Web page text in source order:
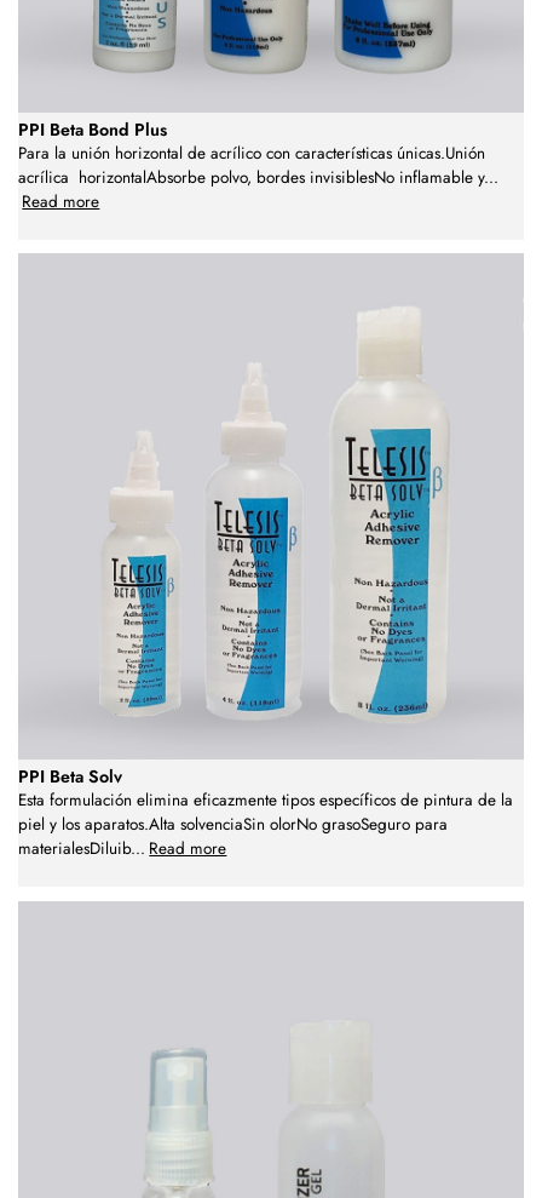
PPI Beta Bond Plus
Para la unión horizontal de acrílico con características únicas.Unión
acrílica horizontalAbsorbe polvo, bordes invisiblesNo inflamable y...
Read more
PPI Beta Solv
Esta formulación elimina eficazmente tipos específicos de pintura de la
piel y los aparatos.Alta solvenciaSin olorNo grasoSeguro para
materialesDiluib... Read more